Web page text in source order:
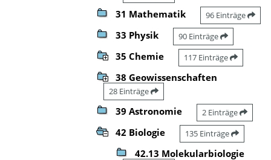
31 Mathematik 96 Einträge
33 Physik 90 Einträge
35 Chemie 117 Einträge
38 Geowissenschaften
28 Einträge
39 Astronomie 2 Einträge
42 Biologie 135 Einträge
42.13 Molekularbiologie